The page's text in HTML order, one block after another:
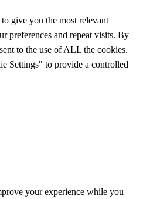
give you the most relevant
preferences and repeat visits. By
to the use of ALL the cookies.
Settings" to provide a controlled
your experience while you